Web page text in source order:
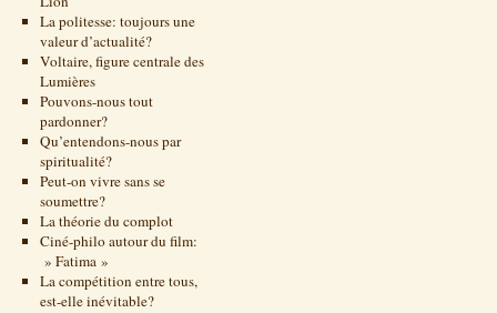
La politesse: toujours une
valeur d’actualité?
Voltaire, figure centrale des
Lumières
Pouvons-nous tout
pardonner?
Qu’entendons-nous par
spiritualité?
Peut-on vivre sans se
soumettre?
La théorie du complot
Ciné-philo autour du film:
» Fatima »
La compétition entre tous,
est-elle inévitable?